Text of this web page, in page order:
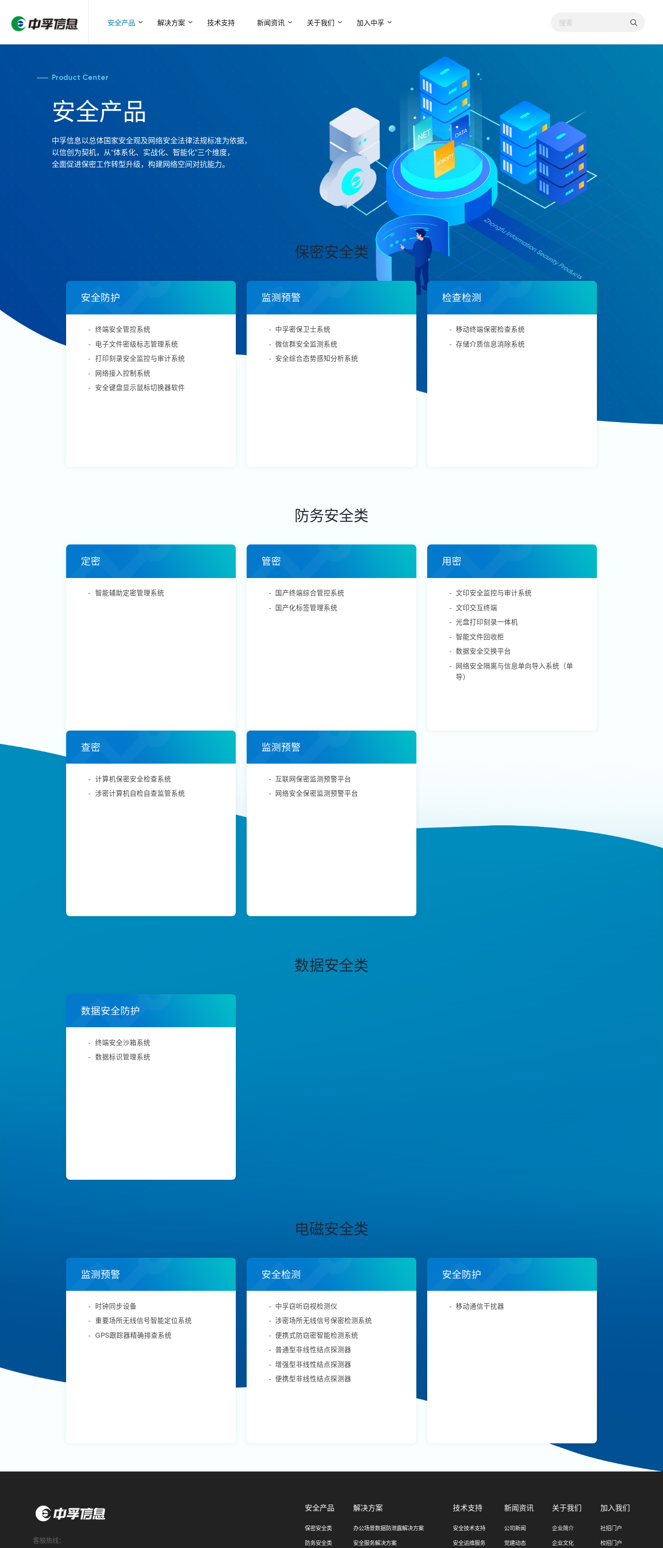
安全产品 解决方案 技术支持 新闻资讯 关于我们 加入中孚
Product Center
安全产品
中孚信息以总体国家安全观及网络安全法律法规标准为依据，
以信创为契机，从“体系化、实战化、智能化”三个维度，
全面促进保密工作转型升级，构建网络空间对抗能力。
保密安全类
安全防护
- 终端安全管控系统
- 电子文件密级标志管理系统
- 打印刻录安全监控与审计系统
- 网络接入控制系统
- 安全键盘显示鼠标切换器软件
监测预警
- 中孚密保卫士系统
- 微信群安全监测系统
- 安全综合态势感知分析系统
检查检测
- 移动终端保密检查系统
- 存储介质信息消除系统
防务安全类
定密
- 智能辅助定密管理系统
管密
- 国产终端综合管控系统
- 国产化标签管理系统
用密
- 文印安全监控与审计系统
- 文印交互终端
- 光盘打印刻录一体机
- 智能文件回收柜
- 数据安全交换平台
- 网络安全隔离与信息单向导入系统（单
导）
查密
- 计算机保密安全检查系统
- 涉密计算机自检自查监管系统
监测预警
- 互联网保密监测预警平台
- 网络安全保密监测预警平台
数据安全类
数据安全防护
- 终端安全沙箱系统
- 数据标识管理系统
电磁安全类
监测预警
- 时钟同步设备
- 重要场所无线信号智能定位系统
- GPS跟踪器精确排查系统
安全检测
- 中孚窃听窃视检测仪
- 涉密场所无线信号保密检测系统
- 便携式防窃密智能检测系统
- 普通型非线性结点探测器
- 增强型非线性结点探测器
- 便携型非线性结点探测器
安全防护
- 移动通信干扰器
安全产品
保密安全类
防务安全类
解决方案
办公场景数据防泄露解决方案
安全服务解决方案
技术支持
安全技术支持
安全运维服务
新闻资讯
公司新闻
党建动态
关于我们
企业简介
企业文化
加入我们
社招门户
校招门户
客服热线：